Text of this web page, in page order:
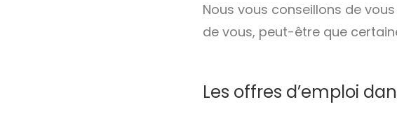
Nous vous conseillons de
de vous, peut-être que
Les offres d’emploi